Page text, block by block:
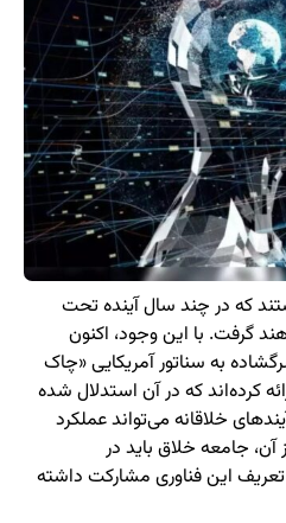
که در چند سال آینده تحت
گرفت. با این وجود، اکنون
به سناتور آمریکایی «چاک
کرده‌اند که در آن استدلال شده
خلاقانه می‌تواند عملکرد
جامعه خلاق باید در
این فناوری مشارکت داشته